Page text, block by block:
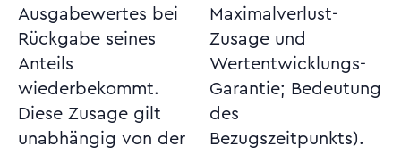
Ausgabewertes bei
Rückgabe seines
Anteils
wiederbekommt.
Diese Zusage gilt
unabhängig von der
Maximalverlust-
Zusage und
Wertentwicklungs-
Garantie; Bedeutung
des
Bezugszeitpunkts).